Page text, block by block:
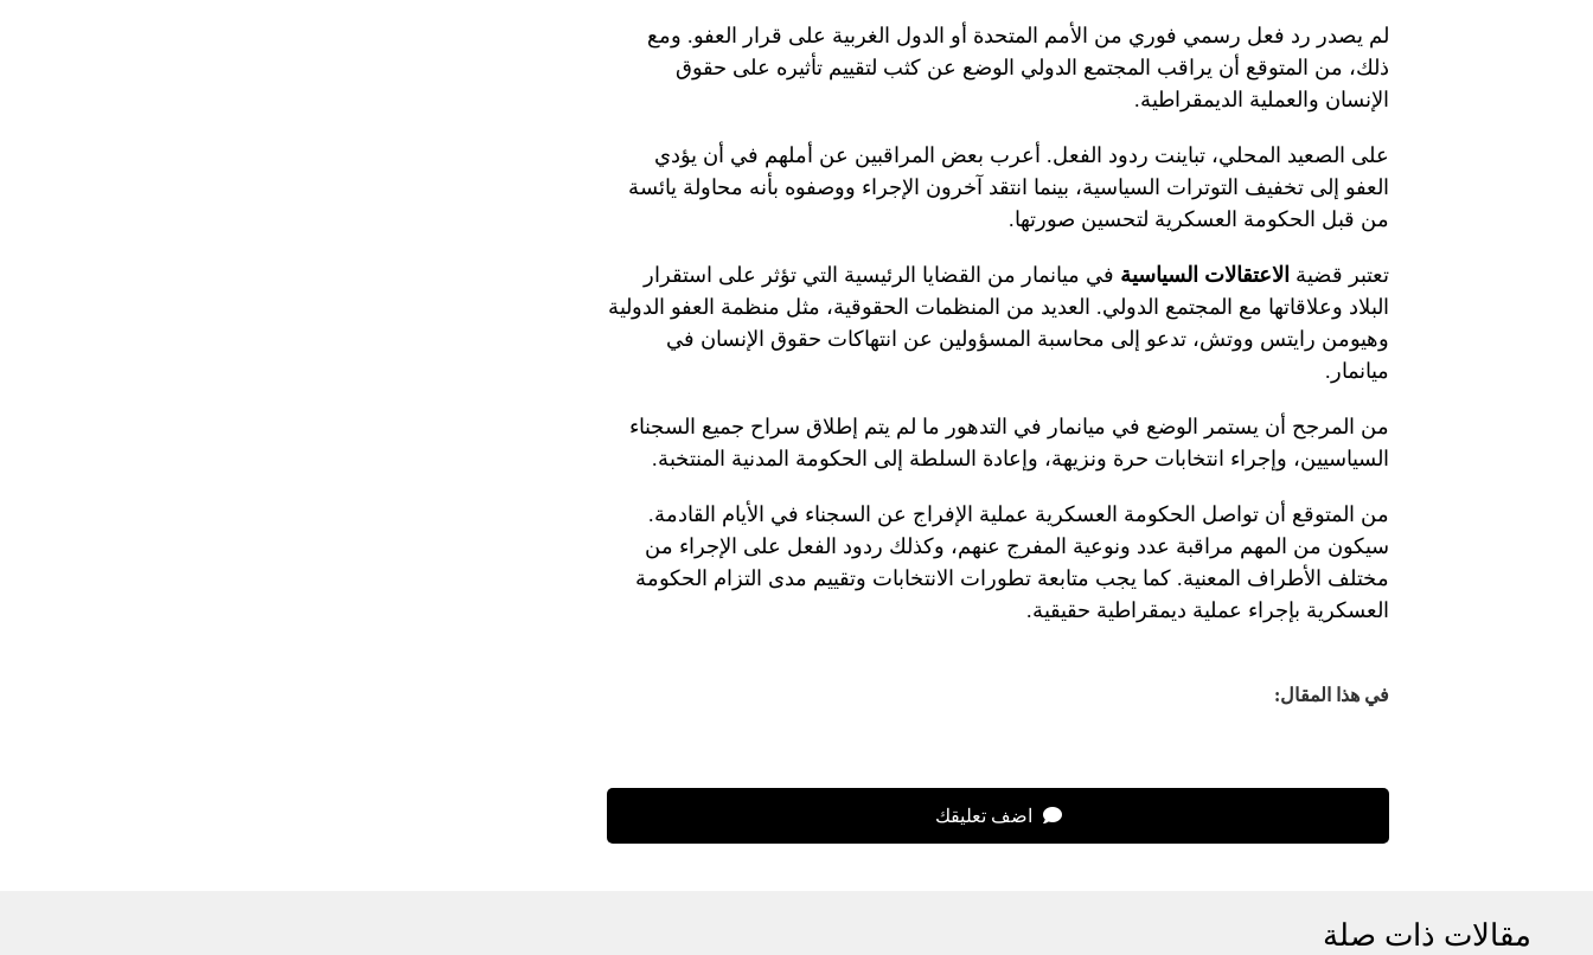
لم يصدر رد فعل رسمي فوري من الأمم المتحدة أو الدول الغربية على قرار العفو. ومع
ذلك، من المتوقع أن يراقب المجتمع الدولي الوضع عن كثب لتقييم تأثيره على حقوق
الإنسان والعملية الديمقراطية.
على الصعيد المحلي، تباينت ردود الفعل. أعرب بعض المراقبين عن أملهم في أن يؤدي
العفو إلى تخفيف التوترات السياسية، بينما انتقد آخرون الإجراء ووصفوه بأنه محاولة يائسة
من قبل الحكومة العسكرية لتحسين صورتها.
تعتبر قضية الاعتقالات السياسية في ميانمار من القضايا الرئيسية التي تؤثر على استقرار
البلاد وعلاقاتها مع المجتمع الدولي. العديد من المنظمات الحقوقية، مثل منظمة العفو الدولية
وهيومن رايتس ووتش، تدعو إلى محاسبة المسؤولين عن انتهاكات حقوق الإنسان في
ميانمار.
من المرجح أن يستمر الوضع في ميانمار في التدهور ما لم يتم إطلاق سراح جميع السجناء
السياسيين، وإجراء انتخابات حرة ونزيهة، وإعادة السلطة إلى الحكومة المدنية المنتخبة.
من المتوقع أن تواصل الحكومة العسكرية عملية الإفراج عن السجناء في الأيام القادمة.
سيكون من المهم مراقبة عدد ونوعية المفرج عنهم، وكذلك ردود الفعل على الإجراء من
مختلف الأطراف المعنية. كما يجب متابعة تطورات الانتخابات وتقييم مدى التزام الحكومة
العسكرية بإجراء عملية ديمقراطية حقيقية.
في هذا المقال:
اضف تعليقك
مقالات ذات صلة